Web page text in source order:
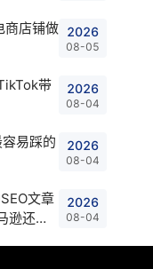
商店铺做 2026
08-05
带
2026
08-04
易踩的
2026
08-04
文章
2026
08-04